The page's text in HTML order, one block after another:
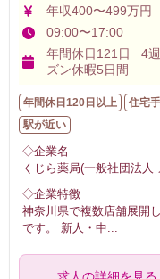
年収400〜499万円
09:00〜17:00
年間休日121日 4
ズン休暇5日間
年間休日120日以上 住宅
駅が近い
◇企業名
くじら薬局(一般社団法
◇企業特徴
神奈川県で複数店舗展開
です。 新人・中...
求人の詳細を見る